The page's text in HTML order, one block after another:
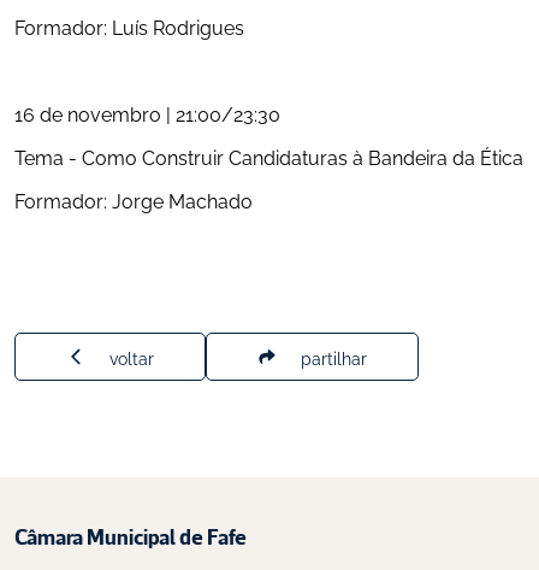
Formador: Luís Rodrigues
16 de novembro | 21:00/23:30
Tema - Como Construir Candidaturas à Bandeira da Ética
Formador: Jorge Machado
voltar partilhar
Câmara Municipal de Fafe